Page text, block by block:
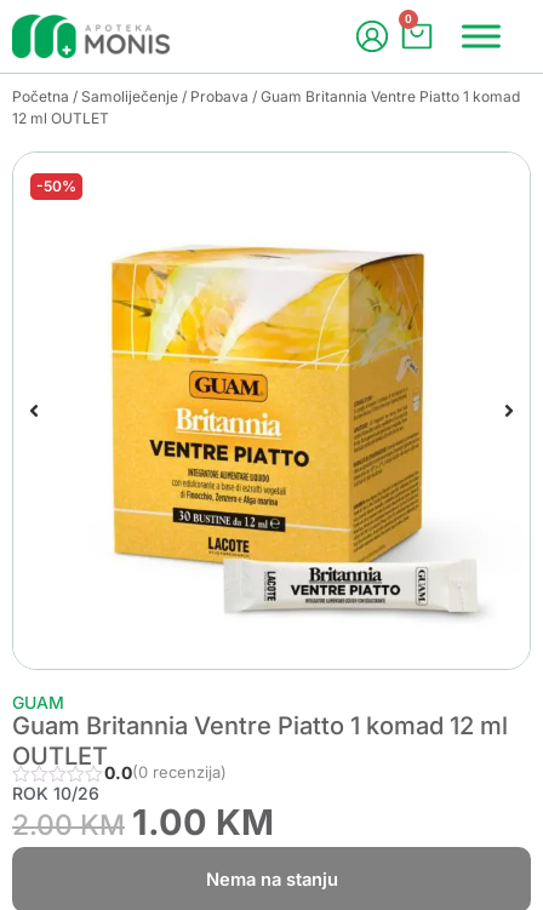
0
Početna / Samoliječenje / Probava / Guam Britannia Ventre Piatto 1 komad
12 ml OUTLET
-50%
GUAM
Guam Britannia Ventre Piatto 1 komad 12 ml
OUTLET
0.0(0 recenzija)
ROK 10/26
2.00KM 1.00 KM
Nema na stanju